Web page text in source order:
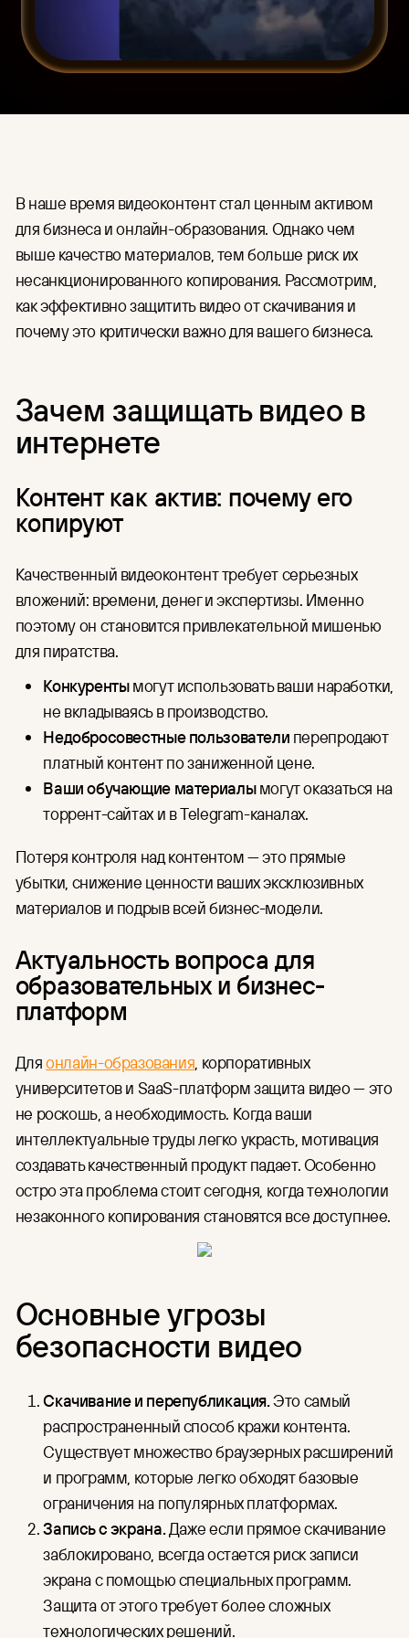
Единый интерфейс для загрузки,
организации контента и
управления правами доступа.
CDN
доставки контента по цене
Подготовка и проведение
мероприятий в Москве и по
всей России: съёмка,
трансляция, хранение и защита
Для индустрии
Финансы
В наше время видеоконтент стал ценным активом
для бизнеса и онлайн-образования. Однако чем
выше качество материалов, тем больше риск их
несанкционированного копирования. Рассмотрим,
как эффективно защитить видео от скачивания и
почему это критически важно для вашего бизнеса.
Зачем защищать видео в
интернете
Контент как актив: почему его
копируют
Качественный видеоконтент требует серьезных
вложений: времени, денег и экспертизы. Именно
поэтому он становится привлекательной мишенью
для пиратства.
Конкурентымогут использовать ваши наработки,
не вкладываясь в производство.
Недобросовестные пользователи перепродают
платный контент по заниженной цене.
Ваши обучающие материалымогут оказаться на
торрент-сайтах и в Telegram-каналах.
Потеря контроля над контентом — это прямые
убытки, снижение ценности ваших эксклюзивных
материалов и подрыв всей бизнес-модели.
Актуальность вопроса для
образовательных и бизнес-
платформ
Дляонлайн-образования, корпоративных
университетов и SaaS-платформ защита видео — это
не роскошь, а необходимость. Когда ваши
интеллектуальные труды легко украсть, мотивация
создавать качественный продукт падает. Особенно
остро эта проблема стоит сегодня, когда технологии
незаконного копирования становятся все доступнее.
Основные угрозы
безопасности видео
Скачивание и перепубликация.Это самый
распространенный способ кражи контента.
Существует множество браузерных расширений
и программ, которые легко обходят базовые
ограничения на популярных платформах.
Запись с экрана.Даже если прямое скачивание
заблокировано, всегда остается риск записи
экрана с помощью специальных программ.
Защита от этого требует более сложных
технологических решений.